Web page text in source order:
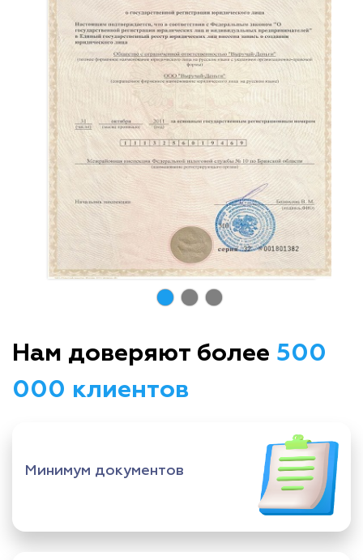
Нам доверяют более 500
000 клиентов
Минимум документов